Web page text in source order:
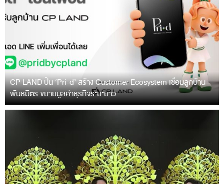
CP LAND ปั้น ‘Pri-d’ สร้าง Customer Ecosystem เชื่อมลูกบ้าน-
พันธมิตร ขยายมูลค่าธุรกิจระยะยาว